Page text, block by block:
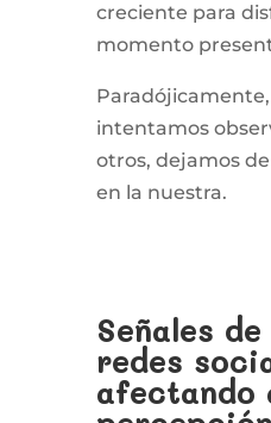
creciente para
momento
intentamos
otros, dejamos
en la nuestra.
Señales
redes
afectando